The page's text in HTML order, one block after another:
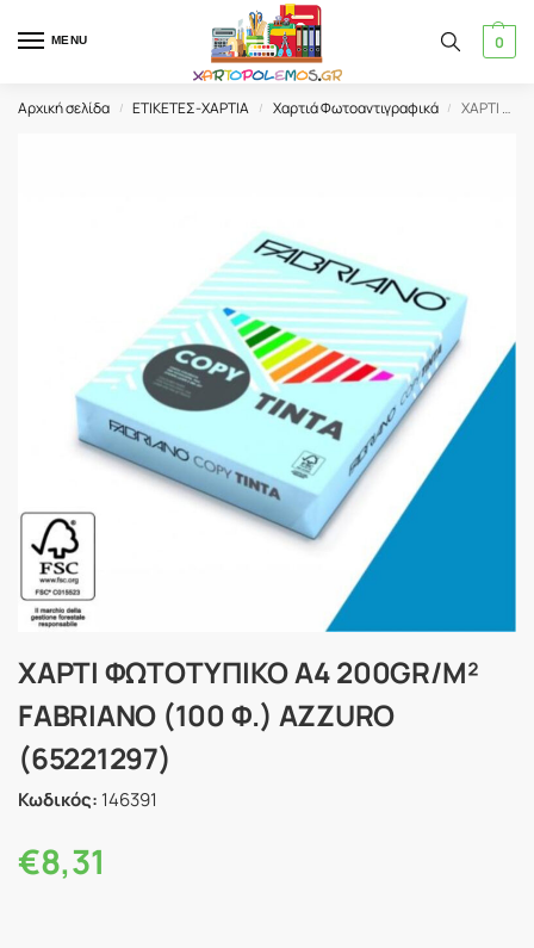
MENU 0
Αρχική σελίδα / ΕΤΙΚΕΤΕΣ-ΧΑΡΤΙΑ / Χαρτιά Φωτοαντιγραφικά / ΧΑΡΤΙ ΦΩΤΟΤΥΠΙΚΟ Α4 200gr/m² FABRIANO (100 Φ.) AZZURO (65221297)
ΧΑΡΤΙ ΦΩΤΟΤΥΠΙΚΟ Α4 200GR/M²
FABRIANO (100 Φ.) AZZURO
(65221297)
Κωδικός: 146391
€8,31